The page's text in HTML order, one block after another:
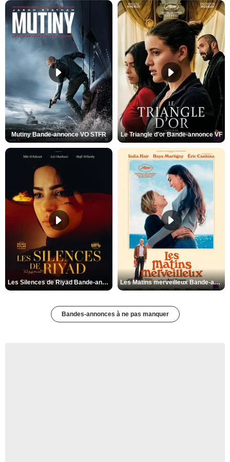
Mutiny Bande-annonce VO STFR Le Triangle d'or Bande-annonce VF
Les Silences de Riyad Bande-annonce VO STFR Les Matins merveilleux Bande-annonce VF
Bandes-annonces à ne pas manquer